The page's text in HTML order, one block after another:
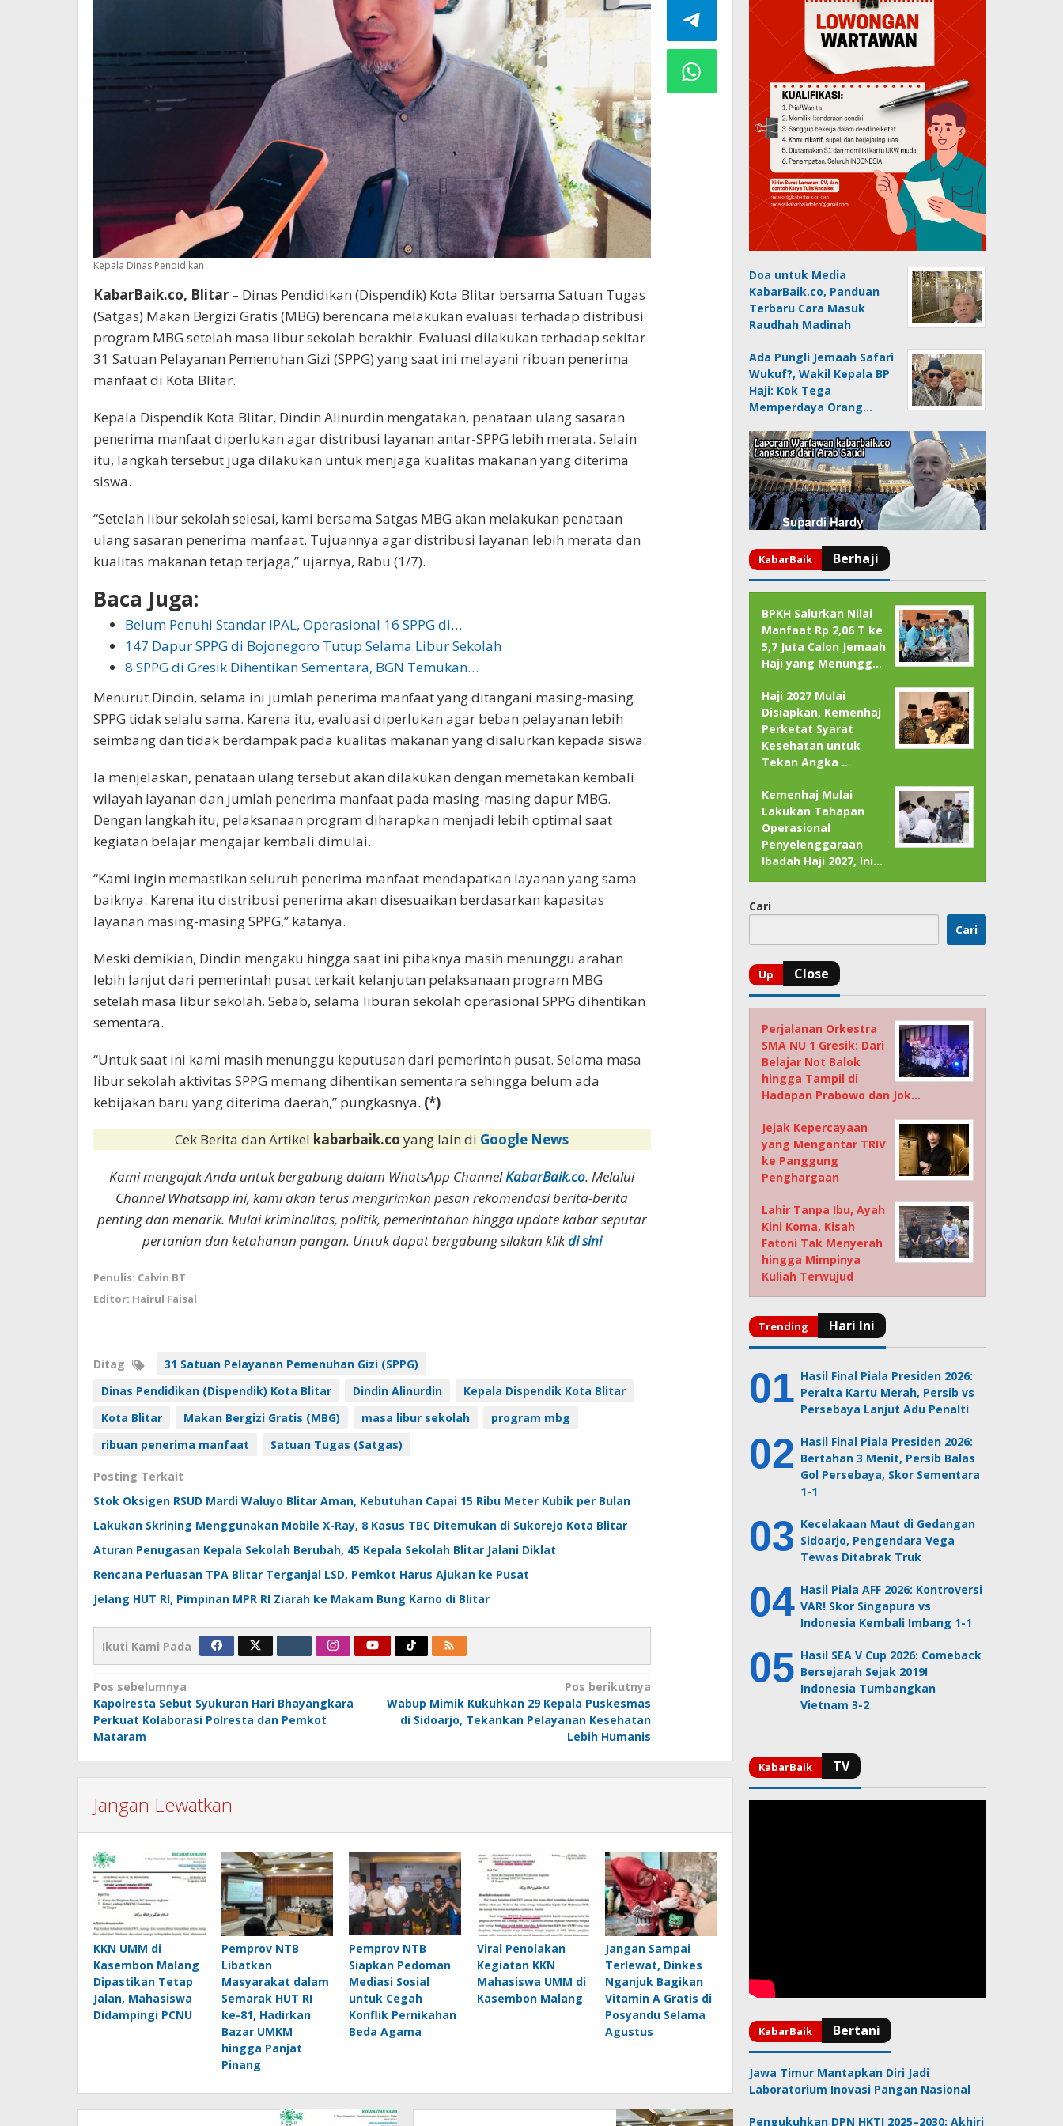
Kepala Dinas Pendidikan
KabarBaik.co, Blitar – Dinas Pendidikan (Dispendik) Kota Blitar bersama Satuan Tugas
(Satgas) Makan Bergizi Gratis (MBG) berencana melakukan evaluasi terhadap distribusi
program MBG setelah masa libur sekolah berakhir. Evaluasi dilakukan terhadap sekitar
31 Satuan Pelayanan Pemenuhan Gizi (SPPG) yang saat ini melayani ribuan penerima
manfaat di Kota Blitar.
Kepala Dispendik Kota Blitar, Dindin Alinurdin mengatakan, penataan ulang sasaran
penerima manfaat diperlukan agar distribusi layanan antar-SPPG lebih merata. Selain
itu, langkah tersebut juga dilakukan untuk menjaga kualitas makanan yang diterima
siswa.
“Setelah libur sekolah selesai, kami bersama Satgas MBG akan melakukan penataan
ulang sasaran penerima manfaat. Tujuannya agar distribusi layanan lebih merata dan
kualitas makanan tetap terjaga,” ujarnya, Rabu (1/7).
Baca Juga:
Belum Penuhi Standar IPAL, Operasional 16 SPPG di…
147 Dapur SPPG di Bojonegoro Tutup Selama Libur Sekolah
8 SPPG di Gresik Dihentikan Sementara, BGN Temukan…
Menurut Dindin, selama ini jumlah penerima manfaat yang ditangani masing-masing
SPPG tidak selalu sama. Karena itu, evaluasi diperlukan agar beban pelayanan lebih
seimbang dan tidak berdampak pada kualitas makanan yang disalurkan kepada siswa.
Ia menjelaskan, penataan ulang tersebut akan dilakukan dengan memetakan kembali
wilayah layanan dan jumlah penerima manfaat pada masing-masing dapur MBG.
Dengan langkah itu, pelaksanaan program diharapkan menjadi lebih optimal saat
kegiatan belajar mengajar kembali dimulai.
“Kami ingin memastikan seluruh penerima manfaat mendapatkan layanan yang sama
baiknya. Karena itu distribusi penerima akan disesuaikan berdasarkan kapasitas
layanan masing-masing SPPG,” katanya.
Meski demikian, Dindin mengaku hingga saat ini pihaknya masih menunggu arahan
lebih lanjut dari pemerintah pusat terkait kelanjutan pelaksanaan program MBG
setelah masa libur sekolah. Sebab, selama liburan sekolah operasional SPPG dihentikan
sementara.
“Untuk saat ini kami masih menunggu keputusan dari pemerintah pusat. Selama masa
libur sekolah aktivitas SPPG memang dihentikan sementara sehingga belum ada
kebijakan baru yang diterima daerah,” pungkasnya. (*)
Cek Berita dan Artikel kabarbaik.coyang lain di Google News
Kami mengajak Anda untuk bergabung dalam WhatsApp ChannelKabarBaik.co. Melalui
Channel Whatsapp ini, kami akan terus mengirimkan pesan rekomendasi berita-berita
penting dan menarik. Mulai kriminalitas, politik, pemerintahan hingga update kabar seputar
pertanian dan ketahanan pangan. Untuk dapat bergabung silakan klikdi sini
Penulis: Calvin BT
Editor: Hairul Faisal
Ditag
31 Satuan Pelayanan Pemenuhan Gizi (SPPG)
Dinas Pendidikan (Dispendik) Kota Blitar
Dindin Alinurdin
Kepala Dispendik Kota Blitar
Kota Blitar
Makan Bergizi Gratis (MBG) masa libur sekolah
program mbg
ribuan penerima manfaat
Satuan Tugas (Satgas)
Posting Terkait
Stok Oksigen RSUD Mardi Waluyo Blitar Aman, Kebutuhan Capai 15 Ribu Meter Kubik per Bulan
Lakukan Skrining Menggunakan Mobile X-Ray, 8 Kasus TBC Ditemukan di Sukorejo Kota Blitar
Aturan Penugasan Kepala Sekolah Berubah, 45 Kepala Sekolah Blitar Jalani Diklat
Rencana Perluasan TPA Blitar Terganjal LSD, Pemkot Harus Ajukan ke Pusat
Jelang HUT RI, Pimpinan MPR RI Ziarah ke Makam Bung Karno di Blitar
Ikuti Kami Pada
Navigasi
pos
Pos sebelumnya
Kapolresta Sebut Syukuran Hari Bhayangkara
Perkuat Kolaborasi Polresta dan Pemkot
Mataram
Pos berikutnya
Wabup Mimik Kukuhkan 29 Kepala Puskesmas
di Sidoarjo, Tekankan Pelayanan Kesehatan
Lebih Humanis
Jangan Lewatkan
KKN UMM di
Kasembon Malang
Dipastikan Tetap
Jalan, Mahasiswa
Didampingi PCNU
Pemprov NTB
Libatkan
Masyarakat dalam
Semarak HUT RI
ke-81, Hadirkan
Bazar UMKM
hingga Panjat
Pinang
Pemprov NTB
Siapkan Pedoman
Mediasi Sosial
untuk Cegah
Konflik Pernikahan
Beda Agama
Viral Penolakan
Kegiatan KKN
Mahasiswa UMM di
Kasembon Malang
Jangan Sampai
Terlewat, Dinkes
Nganjuk Bagikan
Vitamin A Gratis di
Posyandu Selama
Agustus
Doa untuk Media
KabarBaik.co, Panduan
Terbaru Cara Masuk
Raudhah Madinah
Ada Pungli Jemaah Safari
Wukuf?, Wakil Kepala BP
Haji: Kok Tega
Memperdaya Orang…
BPKH Salurkan Nilai
Manfaat Rp 2,06 T ke
5,7 Juta Calon Jemaah
Haji yang Menungg…
Haji 2027 Mulai
Disiapkan, Kemenhaj
Perketat Syarat
Kesehatan untuk
Tekan Angka …
Kemenhaj Mulai
Lakukan Tahapan
Operasional
Penyelenggaraan
Ibadah Haji 2027, Ini…
Cari
Cari
Perjalanan Orkestra
SMA NU 1 Gresik: Dari
Belajar Not Balok
hingga Tampil di
Hadapan Prabowo dan Jok…
Jejak Kepercayaan
yang Mengantar TRIV
ke Panggung
Penghargaan
Lahir Tanpa Ibu, Ayah
Kini Koma, Kisah
Fatoni Tak Menyerah
hingga Mimpinya
Kuliah Terwujud
Hasil Final Piala Presiden 2026:
Peralta Kartu Merah, Persib vs
Persebaya Lanjut Adu Penalti
Hasil Final Piala Presiden 2026:
Bertahan 3 Menit, Persib Balas
Gol Persebaya, Skor Sementara
1-1
Kecelakaan Maut di Gedangan
Sidoarjo, Pengendara Vega
Tewas Ditabrak Truk
Hasil Piala AFF 2026: Kontroversi
VAR! Skor Singapura vs
Indonesia Kembali Imbang 1-1
Hasil SEA V Cup 2026: Comeback
Bersejarah Sejak 2019!
Indonesia Tumbangkan
Vietnam 3-2
Jawa Timur Mantapkan Diri Jadi
Laboratorium Inovasi Pangan Nasional
Pengukuhkan DPN HKTI 2025–2030: Akhiri